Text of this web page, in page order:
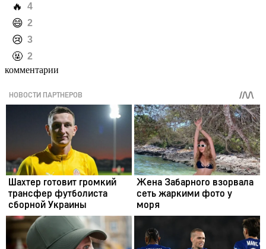
️🔥 4
️😄 2
️😢 3
️🤬 2
комментарии